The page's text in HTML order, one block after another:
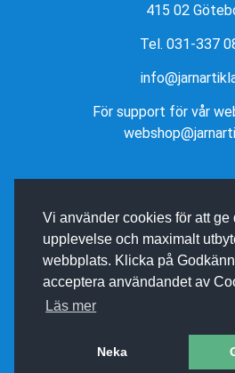
Vi använder cookies för att ge
upplevelse och maximalt
webbplats. Klicka på
acceptera användandet av
Läs mer
Neka
415 02
Tel. 031-337
För support för vår
E-BUTIK AV